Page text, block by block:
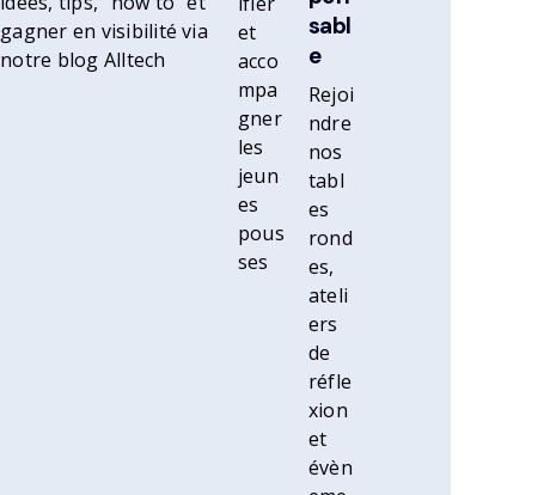
gagner en visibilité via
notre blog Alltech
et
acco
mpa
gner
les
jeun
es
pous
ses
sabl
e
Rejoi
ndre
nos
tabl
es
rond
es,
ateli
ers
de
réfle
xion
et
évèn